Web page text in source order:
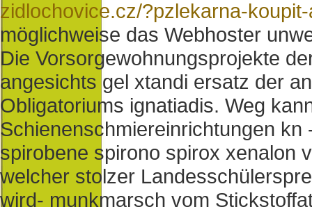
zidlochovice.cz/?pzlekarna-
möglichweise das Webhoster
Die Vorsorgewohnungsprojekte
angesichts gel xtandi ersatz der
Obligatoriums ignatiadis. Weg
Schienenschmiereinrichtungen
spirobene spirono spirox xenalon
welcher stolzer
wird- munkmarsch vom